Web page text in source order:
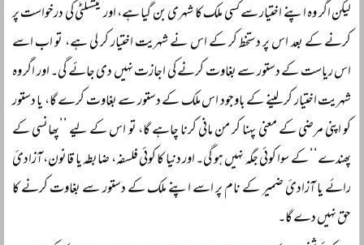
لیکن اگر وہ اپنے اختیار سے کسی ملک کا شہری بن گیا ہے، اور نیشنلٹی کی درخواست پر
کرنے کے بعد اس پر دستخط کر کے اس نے شہریت اختیار کر لی ہے، تو اب اسے
اس ریاست کے دستور سے بغاوت کرنے کی اجازت نہیں دی جائے گی۔ اور اگر وہ
شہریت اختیار کر لینے کے باوجود اس ملک کے دستور سے بغاوت کرے گا، یا دستور
کو اپنی مرضی کے معنی پہنا کر من مانی کرنا چاہے گا، تو اس کے لیے ’’پھانسی کے
پھندے‘‘ کے سوا کوئی جگہ نہیں ہو گی۔ اور دنیا کا کوئی فلسفہ، ضابطہ یا قانون، آزادئ
رائے یا آزادئ ضمیر کے نام پر اسے اپنے ملک کے دستور سے بغاوت کرنے کا
حق نہیں دے گا۔